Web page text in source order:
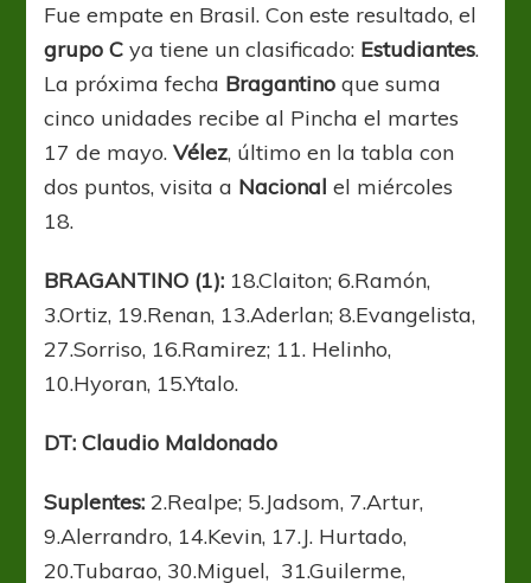
Fue empate en Brasil. Con este resultado, el
grupo C ya tiene un clasificado: Estudiantes.
La próxima fecha Bragantino que suma
cinco unidades recibe al Pincha el martes
17 de mayo.Vélez, último en la tabla con
dos puntos, visita a Nacional el miércoles
18.
BRAGANTINO (1): 18.Claiton; 6.Ramón,
3.Ortiz, 19.Renan, 13.Aderlan; 8.Evangelista,
27.Sorriso, 16.Ramirez; 11. Helinho,
10.Hyoran, 15.Ytalo.
DT: Claudio Maldonado
Suplentes: 2.Realpe; 5.Jadsom, 7.Artur,
9.Alerrandro, 14.Kevin, 17.J. Hurtado,
20.Tubarao, 30.Miguel, 31.Guilerme,